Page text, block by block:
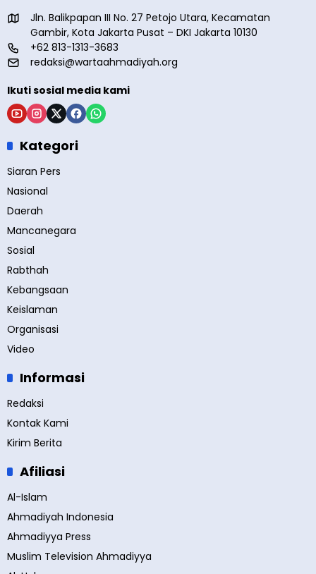
Jln. Balikpapan III No. 27 Petojo Utara, Kecamatan
Gambir, Kota Jakarta Pusat – DKI Jakarta 10130
+62 813-1313-3683
redaksi@wartaahmadiyah.org
Ikuti sosial media kami
Kategori
Siaran Pers
Nasional
Daerah
Mancanegara
Sosial
Rabthah
Kebangsaan
Keislaman
Organisasi
Video
Informasi
Redaksi
Kontak Kami
Kirim Berita
Afiliasi
Al-Islam
Ahmadiyah Indonesia
Ahmadiyya Press
Muslim Television Ahmadiyya